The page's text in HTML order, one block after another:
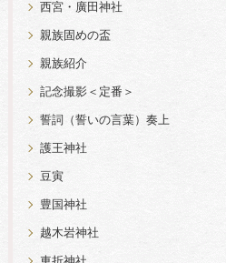
西宮・廣田神社
親族固めの盃
親族紹介
記念撮影＜定番＞
誓詞（誓いの言葉）奏上
護王神社
豆寅
豊国神社
越木岩神社